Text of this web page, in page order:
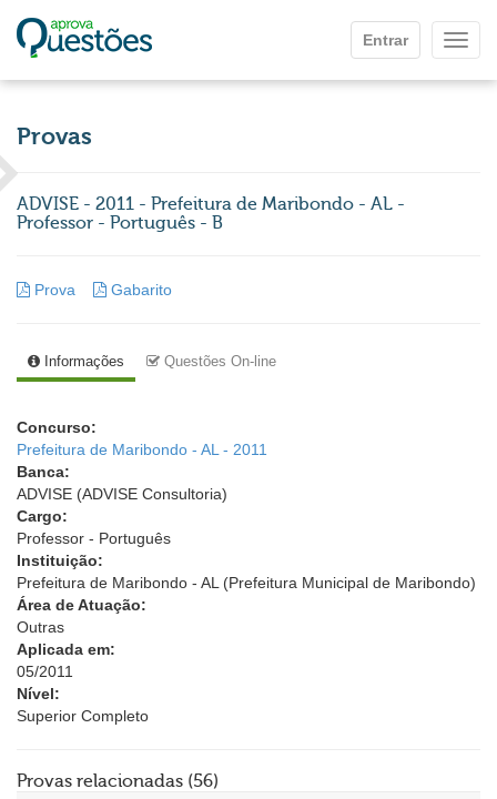
Entrar
Provas
ADVISE - 2011 - Prefeitura de Maribondo - AL -
Professor - Português - B
Prova Gabarito
Informações Questões On-line
Concurso:
Prefeitura de Maribondo - AL - 2011
Banca:
ADVISE (ADVISE Consultoria)
Cargo:
Professor - Português
Instituição:
Prefeitura de Maribondo - AL (Prefeitura Municipal de Maribondo)
Área de Atuação:
Outras
Aplicada em:
05/2011
Nível:
Superior Completo
Provas relacionadas (56)